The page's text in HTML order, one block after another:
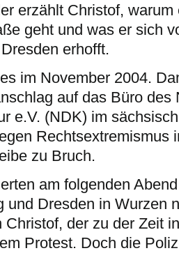
erzählt Christof,
geht und was er sich
erhofft.
im November 2004.
auf das Büro des
e.V. (NDK) im
Rechtsextremismus
zu Bruch.
am folgenden
und Dresden in Wurzen
Christof, der zu der Zeit
Protest. Doch die